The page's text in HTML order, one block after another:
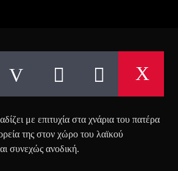
με επιτυχία στα χνάρια του πατέρα
της στον χώρο του λαϊκού
συνεχώς ανοδική.